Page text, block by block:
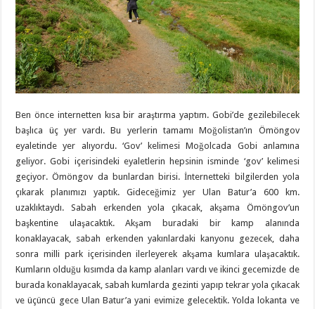
Ben önce internetten kısa bir araştırma yaptım. Gobi’de gezilebilecek
başlıca üç yer vardı. Bu yerlerin tamamı Moğolistan’ın Ömöngov
eyaletinde yer alıyordu. ‘Gov’ kelimesi Moğolcada Gobi anlamına
geliyor. Gobi içerisindeki eyaletlerin hepsinin isminde ‘gov’ kelimesi
geçiyor. Ömöngov da bunlardan birisi. İnternetteki bilgilerden yola
çıkarak planımızı yaptık. Gideceğimiz yer Ulan Batur’a 600 km.
uzaklıktaydı. Sabah erkenden yola çıkacak, akşama Ömöngov’un
başkentine ulaşacaktık. Akşam buradaki bir kamp alanında
konaklayacak, sabah erkenden yakınlardaki kanyonu gezecek, daha
sonra milli park içerisinden ilerleyerek akşama kumlara ulaşacaktık.
Kumların olduğu kısımda da kamp alanları vardı ve ikinci gecemizde de
burada konaklayacak, sabah kumlarda gezinti yapıp tekrar yola çıkacak
ve üçüncü gece Ulan Batur’a yani evimize gelecektik. Yolda lokanta ve